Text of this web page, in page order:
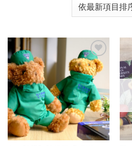
加入
「願
望輕
單」